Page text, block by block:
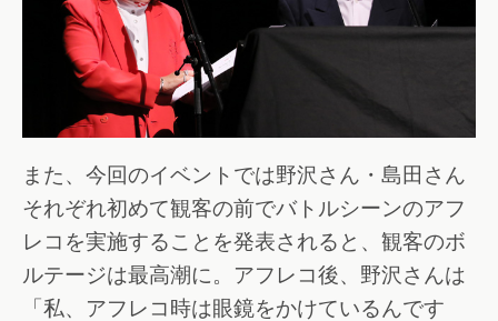
また、今回のイベントでは野沢さん・島田さん
それぞれ初めて観客の前でバトルシーンのアフ
レコを実施することを発表されると、観客のボ
ルテージは最高潮に。アフレコ後、野沢さんは
「私、アフレコ時は眼鏡をかけているんです